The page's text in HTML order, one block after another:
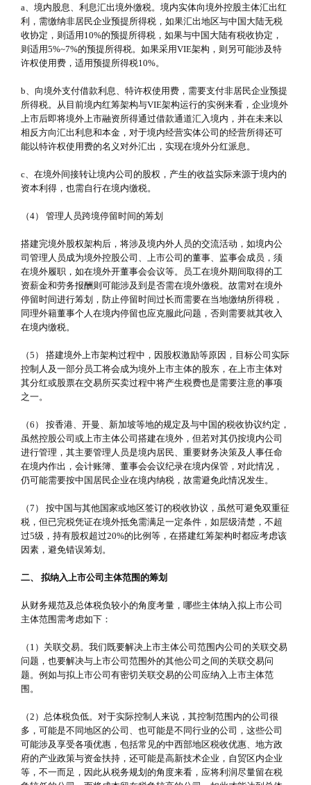
a、境内股息、利息汇出境外缴税。境内实体向境外控股主体汇出红
利，需缴纳非居民企业预提所得税，如果汇出地区与中国大陆无税
收协定，则适用10%的预提所得税，如果与中国大陆有税收协定，
则适用5%~7%的预提所得税。如果采用VIE架构，则另可能涉及特
许权使用费，适用预提所得税10%。
b、向境外支付借款利息、特许权使用费，需要支付非居民企业预提
所得税。从目前境内红筹架构与VIE架构运行的实例来看，企业境外
上市后即将境外上市融资所得通过借款通道汇入境内，并在未来以
相反方向汇出利息和本金，对于境内经营实体公司的经营所得还可
能以特许权使用费的名义对外汇出，实现在境外分红派息。
c、在境外间接转让境内公司的股权，产生的收益实际来源于境内的
资本利得，也需自行在境内缴税。
（4） 管理人员跨境停留时间的筹划
搭建完境外股权架构后，将涉及境内外人员的交流活动，如境内公
司管理人员成为境外控股公司、上市公司的董事、监事会成员，须
在境外履职，如在境外开董事会会议等。员工在境外期间取得的工
资薪金和劳务报酬则可能涉及到是否需在境外缴税。故需对在境外
停留时间进行筹划，防止停留时间过长而需要在当地缴纳所得税，
同理外籍董事个人在境内停留也应克服此问题，否则需要就其收入
在境内缴税。
（5） 搭建境外上市架构过程中，因股权激励等原因，目标公司实际
控制人及一部分员工将会成为境外上市主体的股东，在上市主体对
其分红或股票在交易所买卖过程中将产生税费也是需要注意的事项
之一。
（6） 按香港、开曼、新加坡等地的规定及与中国的税收协议约定，
虽然控股公司或上市主体公司搭建在境外，但若对其仍按境内公司
进行管理，其主要管理人员是境内居民、重要财务决策及人事任命
在境内作出，会计账簿、董事会会议纪录在境内保管，对此情况，
仍可能需要按中国居民企业在境内纳税，故需避免此情况发生。
（7） 按中国与其他国家或地区签订的税收协议，虽然可避免双重征
税，但已完税凭证在境外抵免需满足一定条件，如层级清楚，不超
过5级，持有股权超过20%的比例等，在搭建红筹架构时都应考虑该
因素，避免错误筹划。
二、 拟纳入上市公司主体范围的筹划
从财务规范及总体税负较小的角度考量，哪些主体纳入拟上市公司
主体范围需考虑如下：
（1）关联交易。我们既要解决上市主体公司范围内公司的关联交易
问题，也要解决与上市公司范围外的其他公司之间的关联交易问
题。例如与拟上市公司有密切关联交易的公司应纳入上市主体范
围。
（2）总体税负低。对于实际控制人来说，其控制范围内的公司很
多，可能是不同地区的公司、也可能是不同行业的公司，这些公司
可能涉及享受各项优惠，包括常见的中西部地区税收优惠、地方政
府的产业政策与资金扶持，还可能是高新技术企业，自贸区内企业
等，不一而足，因此从税务规划的角度来看，应将利润尽量留在税